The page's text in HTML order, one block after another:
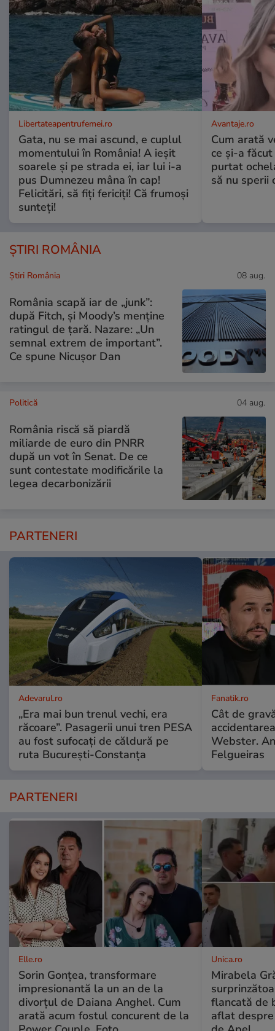
Libertateapentrufemei.ro
Gata, nu se mai ascund, e cuplul
momentului în România! A ieșit
soarele și pe strada ei, iar lui i-a
pus Dumnezeu mâna în cap!
Felicitări, să fiți fericiți! Că frumoși
sunteți!
Avantaje.ro
Cum arată
ce și-a
purtat
să nu sperii
ȘTIRI ROMÂNIA
Știri România 08 aug.
România scapă iar de „junk”:
după Fitch, și Moody’s menține
ratingul de țară. Nazare: „Un
semnal extrem de important”.
Ce spune Nicușor Dan
Politică 04 aug.
România riscă să piardă
miliarde de euro din PNRR
după un vot în Senat. De ce
sunt contestate modificările la
legea decarbonizării
PARTENERI
Adevarul.ro
„Era mai bun trenul vechi, era
răcoare”. Pasagerii unui tren PESA
au fost sufocați de căldură pe
ruta București-Constanța
Fanatik.ro
Cât de
Webster.
Felgueiras
PARTENERI
Elle.ro
Sorin Gonțea, transformare
impresionantă la un an de la
divorțul de Daiana Anghel. Cum
arată acum fostul concurent de la
Unica.ro
Mirabela
flancată de
aflat